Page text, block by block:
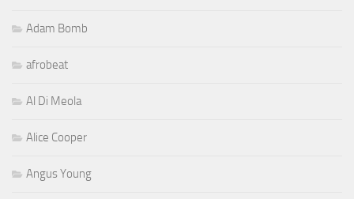
Adam Bomb
afrobeat
Al Di Meola
Alice Cooper
Angus Young